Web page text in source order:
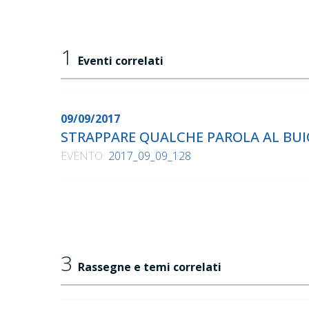
1 Eventi correlati
09/09/2017
STRAPPARE QUALCHE PAROLA AL
EVENTO 2017_09_09_128
3 Rassegne e temi correlati